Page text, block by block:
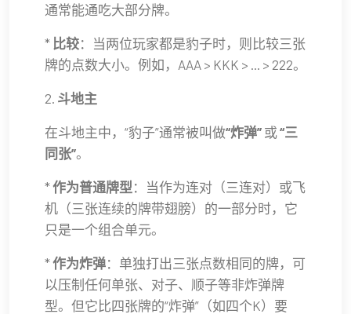
通常能通吃大部分牌。
* 比较：当两位玩家都是豹子时，则比较三张
牌的点数大小。例如，AAA > KKK > ... > 222。
2. 斗地主
在斗地主中，“豹子”通常被叫做“炸弹” 或 “三
同张”。
*作为普通牌型 ：当作为连对（三连对）或飞
机（三张连续的牌带翅膀）的一部分时，它
只是一个组合单元。
*作为炸弹：单独打出三张点数相同的牌，可
以压制任何单张、对子、顺子等非炸弹牌
型。但它比四张牌的“炸弹”（如四个K）要